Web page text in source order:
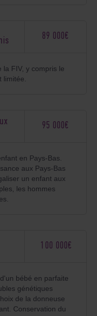
la FIV, y compris le
89 000€
en Pays-Bas.
aux Pays-Bas
un enfant aux
les hommes
95 000€
bébé en parfaite
génétiques
de la donneuse
Conservation du
100 000€